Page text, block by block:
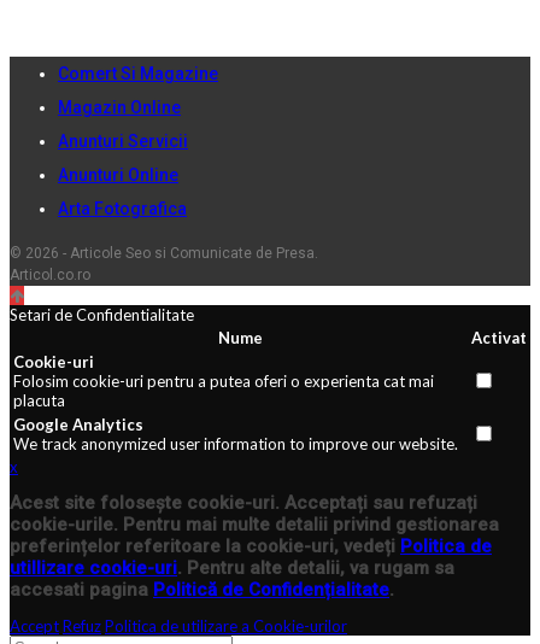
Comert Si Magazine
Magazin Online
Anunturi Servicii
Anunturi Online
Arta Fotografica
© 2026 - Articole Seo si Comunicate de Presa.
Articol.co.ro
Setari de Confidentialitate
Nume
Activat
Cookie-uri
Folosim cookie-uri pentru a putea oferi o experienta cat mai
placuta
Google Analytics
We track anonymized user information to improve our website.
x
Acest site folosește cookie-uri. Acceptați sau refuzați
cookie-urile. Pentru mai multe detalii privind gestionarea
preferințelor referitoare la cookie-uri, vedeți Politica de
utillizare cookie-uri. Pentru alte detalii, va rugam sa
accesati pagina Politică de Confidențialitate.
AcceptRefuzPolitica de utilizare a Cookie-urilor